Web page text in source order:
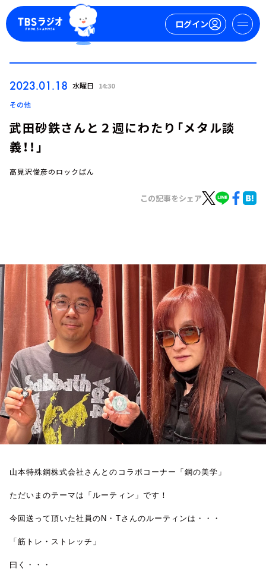
ログイン
お知らせ
イベント・グッズ
YouTube
会社情報
2023.01.18 水曜日 14:30
その他
武田砂鉄さんと２週にわたり「メタル談
義！！」
高見沢俊彦のロックばん
この記事をシェア
山本特殊鋼株式会社さんとのコラボコーナー「鋼の美学」
ただいまのテーマは「ルーティン」です！
今回送って頂いた社員のN・Tさんのルーティンは・・・
「筋トレ・ストレッチ」
曰く・・・